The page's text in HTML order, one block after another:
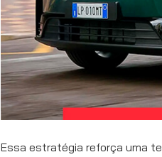
Essa estratégia reforça uma